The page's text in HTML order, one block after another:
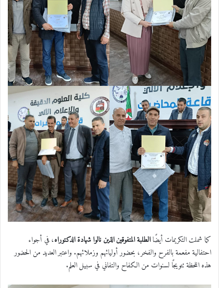
كما شملت التكريمات أيضًاالطلبة المتفوقين الذين نالوا شهادة الدكتوراه، في أجواء
احتفالية مفعمة بالفرح والفخر، بحضور أوليائهم وزملائهم. واعتبر العديد من الحضور
هذه اللحظة تتويجًا لسنوات من الكفاح والتفاني في سبيل العلم.